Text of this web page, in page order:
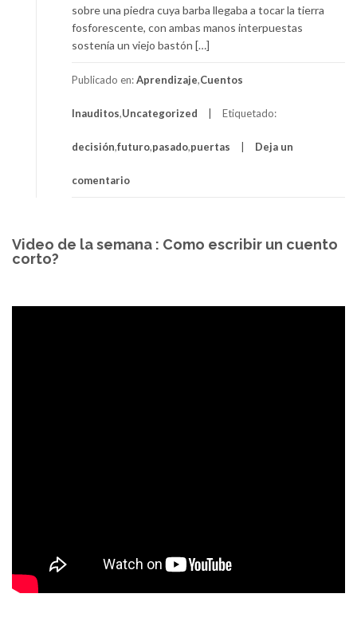
sobre una piedra cuya barba llegaba a tocar la tierra
fosforescente, con ambas manos interpuestas
sostenía un viejo bastón […]
Publicado en:Aprendizaje,Cuentos
Inauditos,Uncategorized Etiquetado:
decisión,futuro,pasado,puertas Deja un
comentario
Video de la semana : Como escribir un cuento
corto?